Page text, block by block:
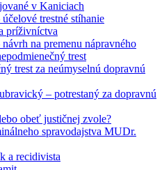
v Kaniciach
trestné stíhanie
príživníctva
na premenu nápravného
trest
trest za neúmyselnú dopravnú
– potrestaný za dopravnú
obeť justičnej zvole?
spravodajstva MUDr.
a recidivista